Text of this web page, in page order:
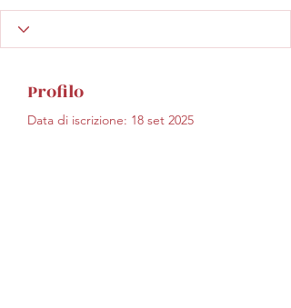
Profilo
Data di iscrizione: 18 set 2025